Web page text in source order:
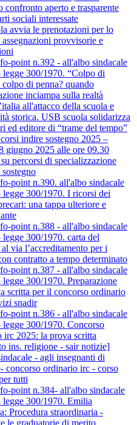
confronto aperto e trasparente
sociali interessate
avvia le prenotazioni per lo
provvisorie e
point n.392 - all'albo sindacale
legge 300/1970. “Colpo di
colpo di penna? quando
inciampa sulla realtà
all'attacco della scuola e
storica. USB scuola solidarizza
ed editore di “trame del tempo”
indire sostegno 2025 –
giugno 2025 alle ore 09.30
percorsi di specializzazione
point n.390. all'albo sindacale
legge 300/1970. I ricorsi dei
una tappa ulteriore e
point n.388 - all'albo sindacale
legge 300/1970. carta del
via l’accreditamento per i
contratto a tempo determinato
point n.387 - all'albo sindacale
legge 300/1970. Preparazione
scritta per il concorso ordinario
snadir
point n.386 - all'albo sindacale
legge 300/1970. Concorso
irc 2025: la prova scritta
ins. religione - sair notizie]
- agli insegnanti di
concorso ordinario irc - corso
tutti
point n.384- all'albo sindacale
legge 300/1970. Emilia
Procedura straordinaria -